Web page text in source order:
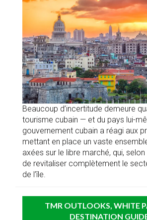
Beaucoup d’incertitude demeure
tourisme cubain — et du pays lui-
gouvernement cubain a réagi aux
mettant en place un vaste
axées sur le libre marché, qui,
de revitaliser complètement le
de l’île.
TMR OUTLOOKS, WHITE
DESTINATION